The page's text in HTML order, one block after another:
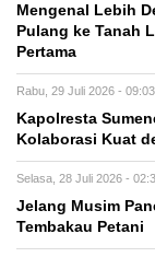
Mengenal Lebih
Pulang ke Tanah
Pertama
Rabu, 29 Juli 2026 -
Kapolresta
Kolaborasi Kuat
Selasa, 28 Juli 2026 -
Jelang Musim
Tembakau Petani